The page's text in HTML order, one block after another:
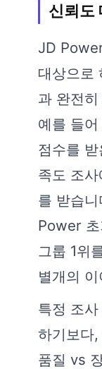
신뢰도
JD
대상으로
과 완전
예를 들
점수를
족도 조
를 받습
Power
그룹 1위
별개의
특정 조
하기보다
품질 vs